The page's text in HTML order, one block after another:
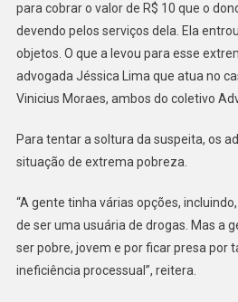
para cobrar o valor de R$ 10 que o
devendo pelos serviços dela. Ela
objetos. O que a levou para esse
advogada Jéssica Lima que atua no
Vinicius Moraes, ambos do coletivo
Para tentar a soltura da suspeita, os
situação de extrema pobreza.
“A gente tinha várias opções,
de ser uma usuária de drogas. Mas a
ser pobre, jovem e por ficar presa por
ineficiência processual”, reitera.